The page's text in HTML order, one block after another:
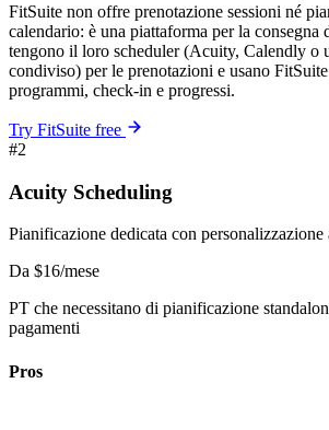
FitSuite non offre prenotazione sessioni né
calendario: è una piattaforma per la consegna
tengono il loro scheduler (Acuity, Calendly o
condiviso) per le prenotazioni e usano
programmi, check-in e progressi.
Try FitSuite free
#2
Acuity Scheduling
Pianificazione dedicata con personalizzazione
Da $16/mese
PT che necessitano di pianificazione
pagamenti
Pros